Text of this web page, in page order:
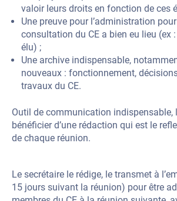
valoir leurs droits en fonction de ces
Une preuve pour l’administration
consultation du CE a bien eu lieu (ex
élu) ;
Une archive indispensable,
nouveaux : fonctionnement,
travaux du CE.
Outil de communication indispensable,
bénéficier d’une rédaction qui est le
de chaque réunion.
Le secrétaire le rédige, le transmet à
15 jours suivant la réunion) pour être